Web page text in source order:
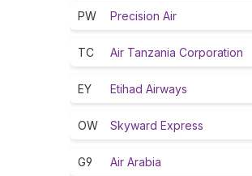
PW Precision Air
TC Air Tanzania Corporation
EY Etihad Airways
OW Skyward Express
G9 Air Arabia